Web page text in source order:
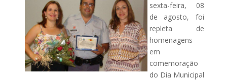
sexta-feira, 08
de agosto, foi
repleta de
homenagens
em
comemoração
do Dia Municipal